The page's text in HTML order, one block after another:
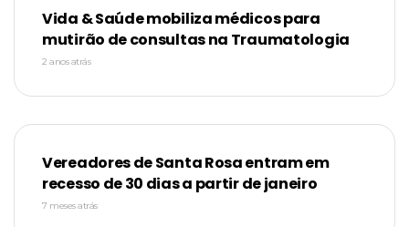
Vida & Saúde mobiliza médicos para
mutirão de consultas na Traumatologia
2 anos atrás
Vereadores de Santa Rosa entram em
recesso de 30 dias a partir de janeiro
7 meses atrás